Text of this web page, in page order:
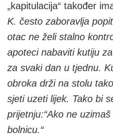
„kapitulacija“ također
K. često zaboravlja
otac ne želi stalno
apoteci nabaviti kutiju
za svaki dan u tjednu.
obroka drži na stolu
sjeti uzeti lijek. Tako bi
prijetnju:“Ako ne
bolnicu.“